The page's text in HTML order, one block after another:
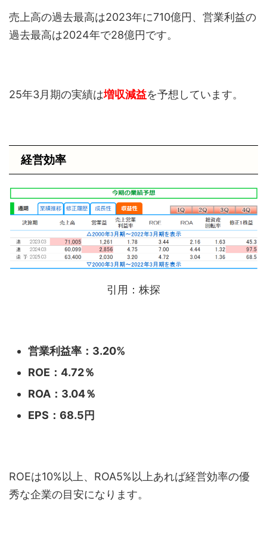
売上高の過去最高は2023年に710億円、営業利益の
過去最高は2024年で28億円です。
25年3月期の実績は増収減益を予想しています。
経営効率
引用：株探
営業利益率：3.20%
ROE：4.72％
ROA：3.04％
EPS：68.5円
ROEは10%以上、ROA5%以上あれば経営効率の優
秀な企業の目安になります。